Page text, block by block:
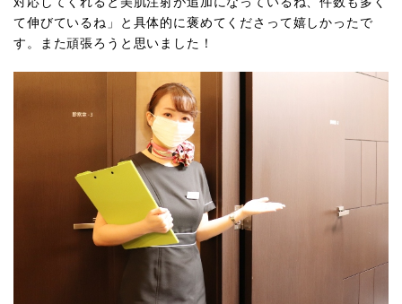
て伸びているね」と具体的に褒めてくださって嬉しかったで
す。また頑張ろうと思いました！